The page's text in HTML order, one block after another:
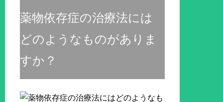
薬物依存症の治療法には
どのようなものがありま
すか？